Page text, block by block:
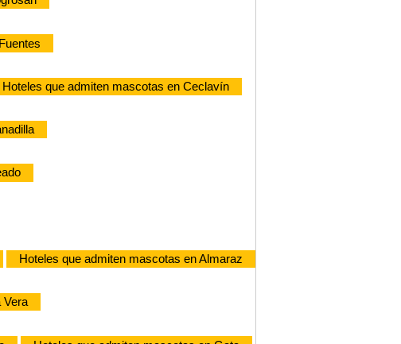
Hoteles que admiten mascotas en Ceclavín
Hoteles que admiten mascotas en Almaraz
Vera